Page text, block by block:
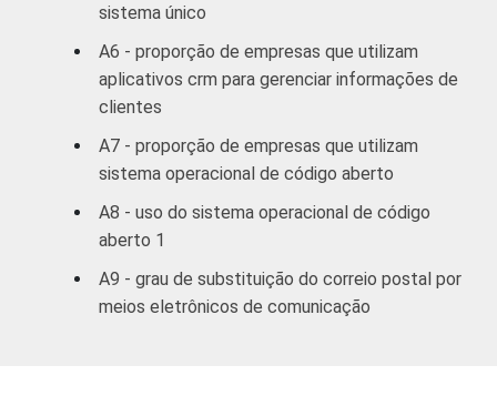
Base: 2.182 empresas que utilizam
computadores, com 10 ou mais funcionários,
que constituem os seguintes segmentos da
sem os grupos 90 e 91. Respostas
referentes a outubro de 2007.
A categoria "Outros" reúne os segmentos H
- Alojamento e Alimentação e O - Outros
os grupos 90 - Limpeza Urbana e Esgoto e
Atividades Relacionadas e 91 - Atividades
sistema único
A6 - proporção de empresas que utilizam
aplicativos crm para gerenciar informações de
clientes
A7 - proporção de empresas que utilizam
sistema operacional de código aberto
A8 - uso do sistema operacional de código
aberto 1
A9 - grau de substituição do correio postal por
meios eletrônicos de comunicação